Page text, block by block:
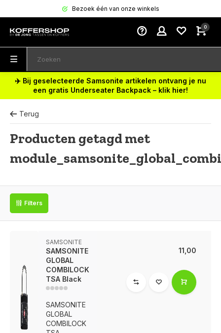
Bezoek één van onze winkels
0
✈️ Bij geselecteerde Samsonite artikelen ontvang je nu
een gratis Underseater Backpack – klik hier!
Terug
Producten getagd met
Filters
SAMSONITE
SAMSONITE
GLOBAL
COMBILOCK
TSA Black
SAMSONITE
GLOBAL
COMBILOCK
11,00